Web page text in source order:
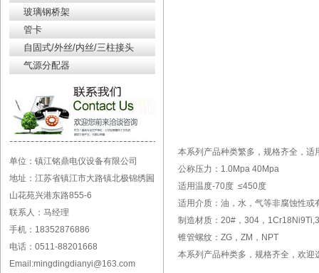
玻璃钢桥架
管卡
自固式/外丝/内丝/三柱接头
气源分配器
单位：镇江铭鼎电仪设备有限公司
地址：江苏省镇江市大路镇北极锦绣圌
山花苑兴港东路855-6
联系人：马经理
手机：18352876886
电话：0511-88201668
Email:mingdingdianyi@163.com
本系列产品种类繁多，规格齐全，
公称压力：1.0Mpa 40Mpa
适用温度-70度 ≤450度
适用介质：油，水，气等非腐蚀性或
制造材质：20#，304，
锥管螺纹：ZG，ZM，NPT
本系列产品种类多，规格齐全，欢迎